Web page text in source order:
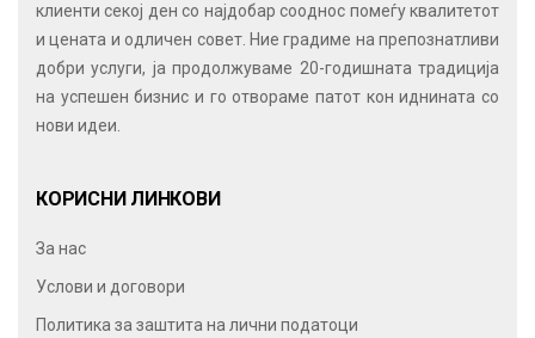
клиенти секој ден со најдобар сооднос помеѓу квалитетот
и цената и одличен совет. Ние градиме на препознатливи
добри услуги, ја продолжуваме 20-годишната традиција
на успешен бизнис и го отвораме патот кон иднината со
нови идеи.
КОРИСНИ ЛИНКОВИ
За нас
Услови и договори
Политика за заштита на лични податоци